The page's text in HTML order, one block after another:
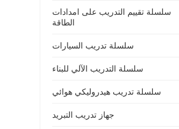
سلسلة تقييم التدريب على امدادات
الطاقة
سلسلة تدريب السيارات
سلسلة التدريب الآلي للبناء
سلسلة تدريب هيدروليكي هوائي
جهاز تدريب التبريد